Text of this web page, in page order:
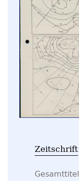
Zeitschrift
Gesamttitel